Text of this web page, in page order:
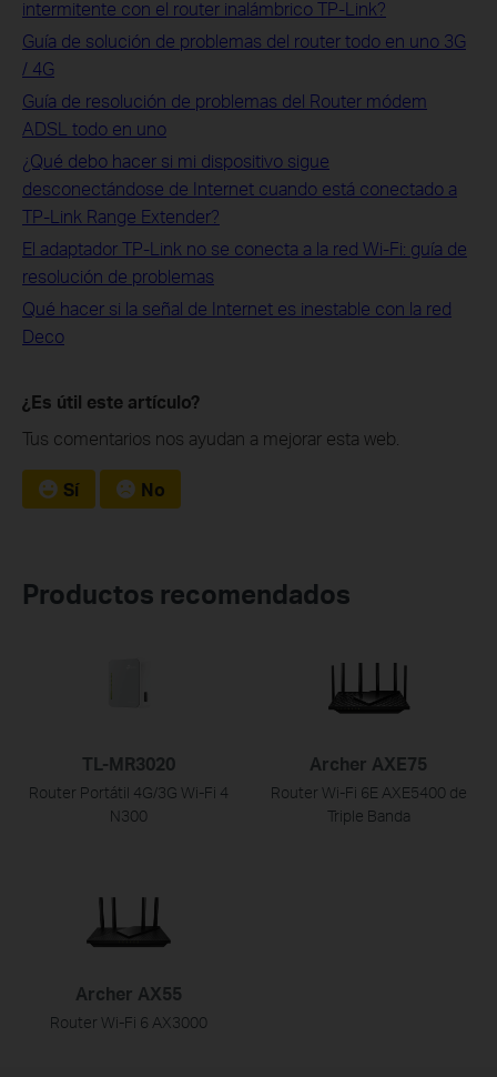
intermitente con el router inalámbrico TP-Link?
Guía de solución de problemas del router todo en uno 3G
/ 4G
Guía de resolución de problemas del Router módem
ADSL todo en uno
¿Qué debo hacer si mi dispositivo sigue
desconectándose de Internet cuando está conectado a
TP-Link Range Extender?
El adaptador TP-Link no se conecta a la red Wi-Fi: guía de
resolución de problemas
Qué hacer si la señal de Internet es inestable con la red
Deco
¿Es útil este artículo?
Tus comentarios nos ayudan a mejorar esta web.
Sí No
Productos recomendados
TL-MR3020
Router Portátil 4G/3G Wi-Fi 4
N300
Archer AXE75
Router Wi-Fi 6E AXE5400 de
Triple Banda
Archer AX55
Router Wi-Fi 6 AX3000